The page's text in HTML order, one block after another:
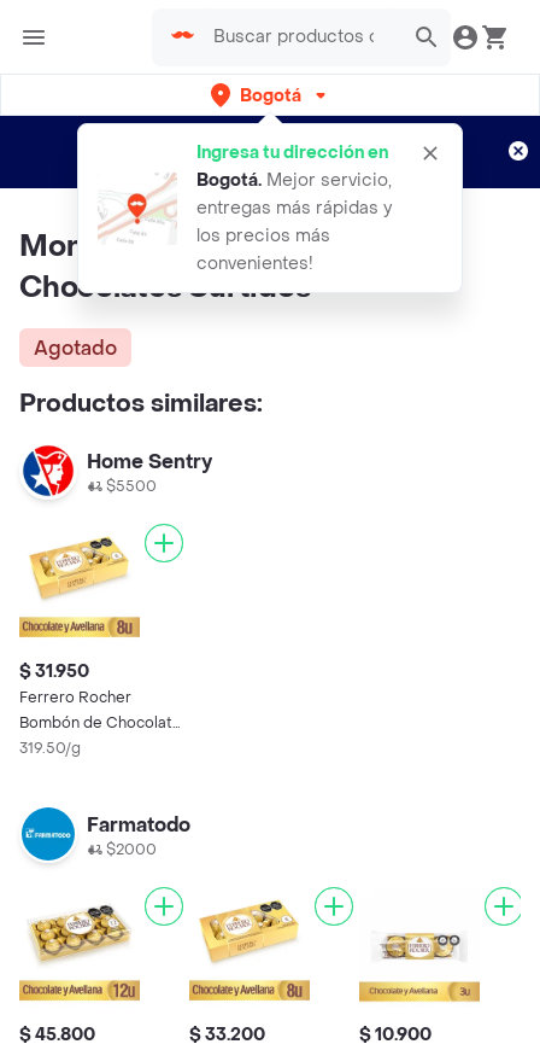
Bogotá
Ingresa tu dirección en
Bogotá. Mejor servicio,
entregas más rápidas y
los precios más
convenientes!
envíos gratis por semanas
Aplican TyC
Mont Blanc Estuche De
Chocolates Surtidos
Agotado
Productos similares:
Home Sentry
$5500
$ 31.950
Ferrero Rocher
Bombón de Chocolate
y Avellana
319.50/g
Farmatodo
$2000
$ 45.800 $ 33.200 $ 10.900